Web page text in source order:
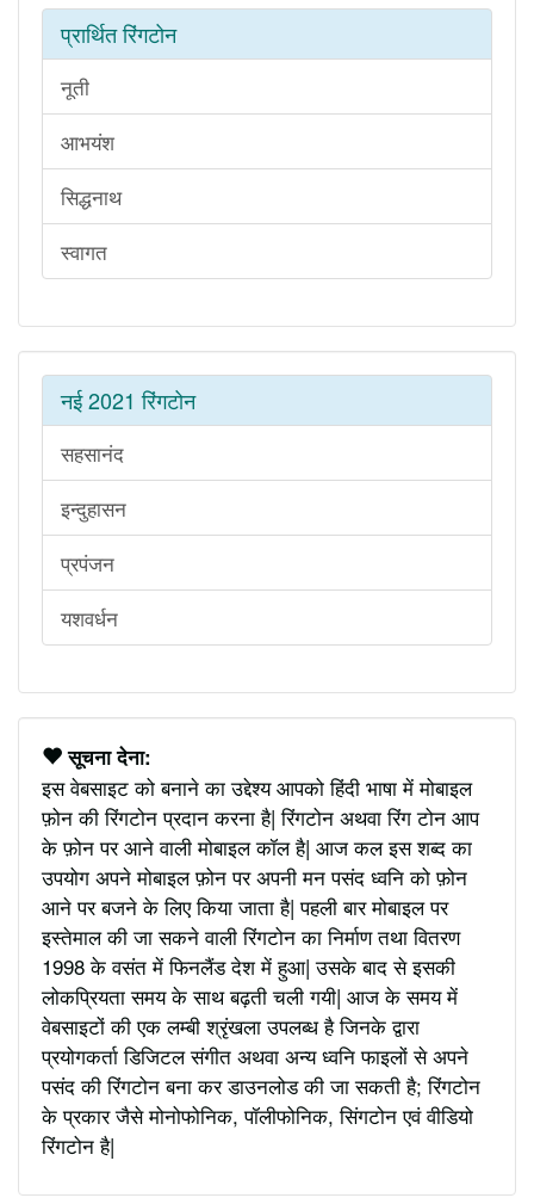
प्रार्थित रिंगटोन
नूती
आभयंश
सिद्धनाथ
स्वागत
नई 2021 रिंगटोन
सहसानंद
इन्दुहासन
प्रपंजन
यशवर्धन
सूचना देना:
इस वेबसाइट को बनाने का उद्देश्य आपको हिंदी भाषा में मोबाइल
फ़ोन की रिंगटोन प्रदान करना है| रिंगटोन अथवा रिंग टोन आप
के फ़ोन पर आने वाली मोबाइल कॉल है| आज कल इस शब्द का
उपयोग अपने मोबाइल फ़ोन पर अपनी मन पसंद ध्वनि को फ़ोन
आने पर बजने के लिए किया जाता है| पहली बार मोबाइल पर
इस्तेमाल की जा सकने वाली रिंगटोन का निर्माण तथा वितरण
1998 के वसंत में फिनलैंड देश में हुआ| उसके बाद से इसकी
लोकप्रियता समय के साथ बढ़ती चली गयी| आज के समय में
वेबसाइटों की एक लम्बी श्रृंखला उपलब्ध है जिनके द्वारा
प्रयोगकर्ता डिजिटल संगीत अथवा अन्य ध्वनि फाइलों से अपने
पसंद की रिंगटोन बना कर डाउनलोड की जा सकती है; रिंगटोन
के प्रकार जैसे मोनोफोनिक, पॉलीफोनिक, सिंगटोन एवं वीडियो
रिंगटोन है|